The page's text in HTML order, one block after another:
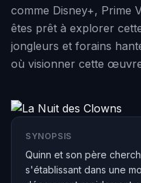
comme Disney+, Prime
êtes prêt à explorer
jongleurs et forains
où visionner cette
SYNOPSIS
Quinn et son père
s'établissant dans une